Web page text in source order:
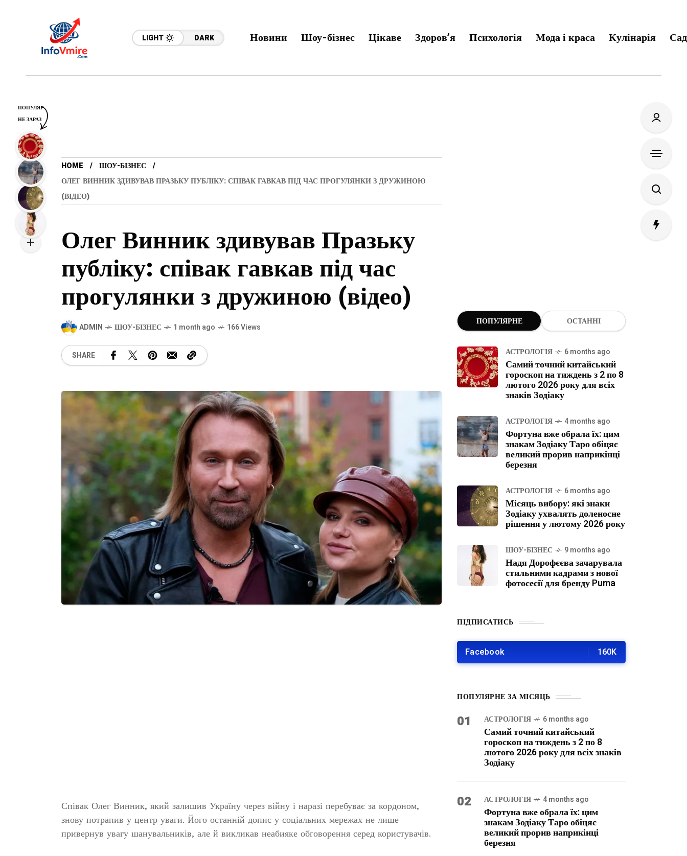
LIGHT DARK Новини Шоу-бізнес Цікаве Здоров’я Психологія Мода і краса Кулінарія
HOME
ШОУ-БІЗНЕС
ОЛЕГ ВИННИК ЗДИВУВАВ ПРАЗЬКУ ПУБЛІКУ: СПІВАК ГАВКАВ ПІД ЧАС ПРОГУЛЯНКИ З ДРУЖИНОЮ
(ВІДЕО)
Олег Винник здивував Празьку
публіку: співак гавкав під час
прогулянки з дружиною (відео)
ADMIN ШОУ-БІЗНЕС 1 month ago 166 Views
SHARE
Співак Олег Винник, який залишив Україну через війну і наразі перебуває за кордоном,
знову потрапив у центр уваги. Його останній допис у соціальних мережах не лише
привернув увагу шанувальників, але й викликав неабияке обговорення серед користувачів.
ПОПУЛЯРНЕ ОСТАННІ
АСТРОЛОГІЯ 6 months ago
Самий точний китайський
гороскоп на тиждень з 2 по 8
лютого 2026 року для всіх
знаків Зодіаку
АСТРОЛОГІЯ 4 months ago
Фортуна вже обрала їх: цим
знакам Зодіаку Таро обіцяє
великий прорив наприкінці
березня
АСТРОЛОГІЯ 6 months ago
Місяць вибору: які знаки
Зодіаку ухвалять доленосне
рішення у лютому 2026 року
ШОУ-БІЗНЕС 9 months ago
Надя Дорофєєва зачарувала
стильними кадрами з нової
фотосесії для бренду Puma
ПІДПИСАТИСЬ
Facebook 160K
ПОПУЛЯРНЕ ЗА МІСЯЦЬ
01 АСТРОЛОГІЯ 6 months ago
Самий точний китайський
гороскоп на тиждень з 2 по 8
лютого 2026 року для всіх знаків
Зодіаку
02 АСТРОЛОГІЯ 4 months ago
Фортуна вже обрала їх: цим
знакам Зодіаку Таро обіцяє
великий прорив наприкінці
березня
ПОПУЛЯР
НЕ ЗАРАЗ